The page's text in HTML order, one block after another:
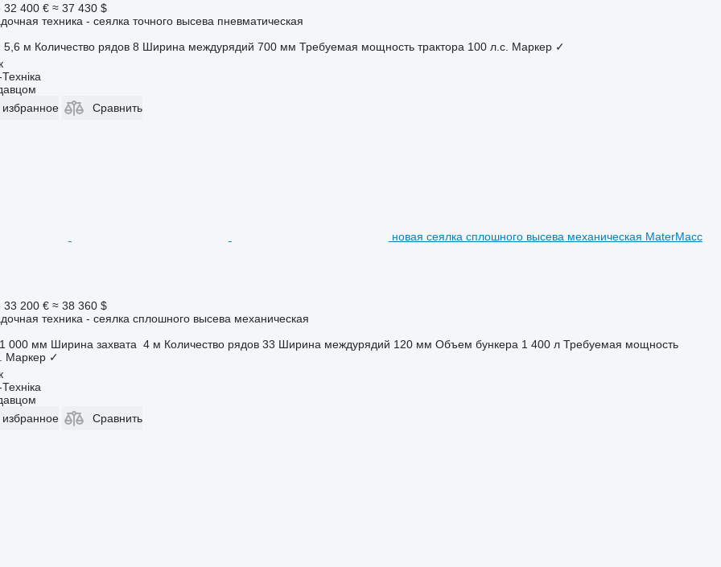
32 400 € ≈ 37 430 $
техника - сеялка точного высева пневматическая
5,6 м Количество рядов 8 Ширина междурядий 700 мм Требуемая мощность трактора 100 л.с. Маркер ✓
избранное
Сравнить
новая сеялка сплошного высева механическая MaterMacc
33 200 € ≈ 38 360 $
техника - сеялка сплошного высева механическая
1 000 мм Ширина захвата 4 м Количество рядов 33 Ширина междурядий 120 мм Объем бункера 1 400 л Требуемая мощность
Маркер ✓
избранное
Сравнить